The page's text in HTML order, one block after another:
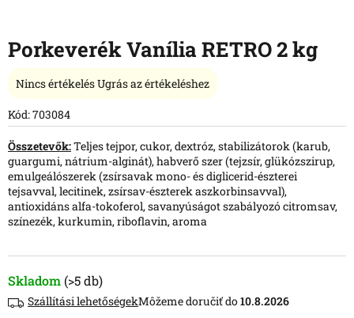
Porkeverék Vanília RETRO 2 kg
Kód:703084
Skladom (>5 db)
10.8.2026
Szállítási lehetőségek
Összetevők:Teljes tejpor, cukor, dextróz, stabilizátorok (karub,
guargumi, nátrium-alginát), habverő szer (tejzsír, glükózszirup,
emulgeálószerek (zsírsavak mono- és diglicerid-észterei
tejsavval, lecitinek, zsírsav-észterek aszkorbinsavval),
antioxidáns alfa-tokoferol, savanyúságot szabályozó citromsav,
színezék, kurkumin, riboflavin, aroma
A
átlagos
értékelése
5-
ből
0,0
csillag.
Nincs értékelésUgrás az értékeléshez